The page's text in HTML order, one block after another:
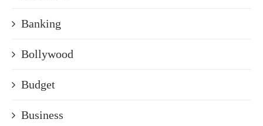
Banking
Bollywood
Budget
Business